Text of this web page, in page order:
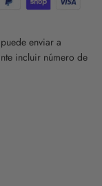
enviar a
incluir número de